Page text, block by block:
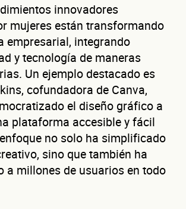
innovadores
mujeres están transformando
empresarial, integrando
y tecnología de maneras
Un ejemplo destacado es
cofundadora de Canva,
el diseño gráfico a
plataforma accesible y fácil
no solo ha simplificado
sino que también ha
a millones de usuarios en todo